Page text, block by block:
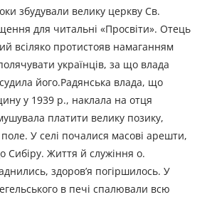
збудували велику церкву Св.
для читальні «Просвіти». Отець
всіляко протистояв намаганням
українців, за що влада
його.Радянська влада, що
у 1939 р., наклала на отця
платити велику позику,
У селі почалися масові арешти,
Сибіру. Життя й служіння о.
здоров’я погіршилось. У
в печі спалювали всю